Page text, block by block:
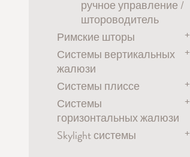
Карнизы Metropole
ручное управление
кассете
электропривод
цепочка
ручное управление /
штороводитель
Римские шторы
+
электропривод
аккумулятор
цепочка
шнур
Системы вертикальных
жалюзи
+
электропривод
цепочка
Системы плиссе
+
Свободно подвешенные
(тип A)
натяжной шнур
Системы
горизонтальных жалюзи
+
электропривод
Skylight системы
+